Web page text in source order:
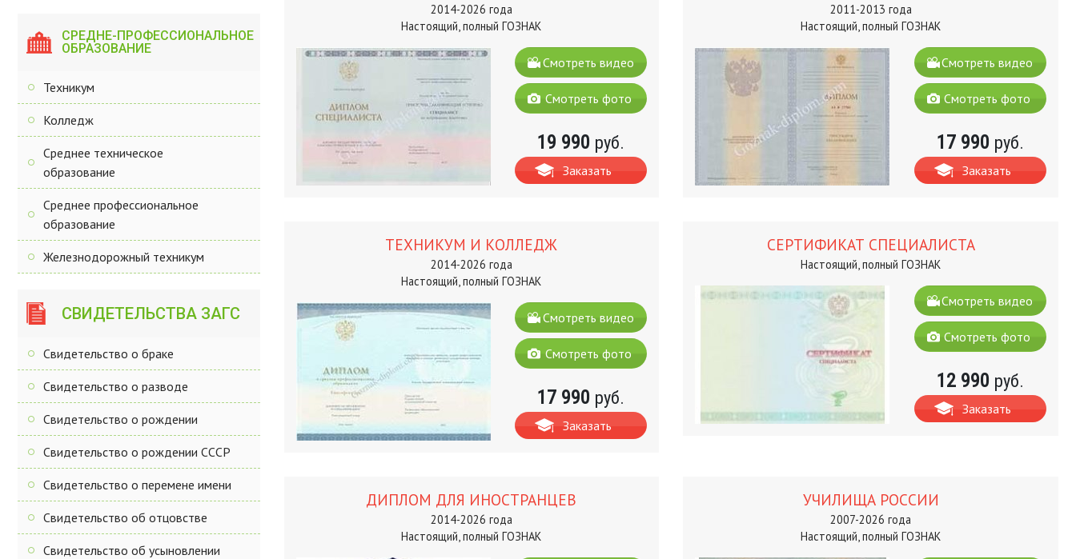
СРЕДНЕ-ПРОФЕССИОНАЛЬНОЕ
ОБРАЗОВАНИЕ
Техникум
Колледж
Среднее техническое
образование
Среднее профессиональное
образование
Железнодорожный техникум
СВИДЕТЕЛЬСТВА ЗАГС
Свидетельство о браке
Свидетельство о разводе
Свидетельство о рождении
Свидетельство о рождении СССР
Свидетельство о перемене имени
Свидетельство об отцовстве
Свидетельство об усыновлении
2014-2026 года
Настоящий, полный ГОЗНАК
Смотреть видео
Смотреть фото
19 990 руб.
Заказать
2011-2013 года
Настоящий, полный ГОЗНАК
Смотреть видео
Смотреть фото
17 990 руб.
Заказать
ТЕХНИКУМ И КОЛЛЕДЖ
2014-2026 года
Настоящий, полный ГОЗНАК
Смотреть видео
Смотреть фото
17 990 руб.
Заказать
СЕРТИФИКАТ СПЕЦИАЛИСТА
Настоящий, полный ГОЗНАК
Смотреть видео
Смотреть фото
12 990 руб.
Заказать
ДИПЛОМ ДЛЯ ИНОСТРАНЦЕВ
2014-2026 года
Настоящий, полный ГОЗНАК
УЧИЛИЩА РОССИИ
2007-2026 года
Настоящий, полный ГОЗНАК